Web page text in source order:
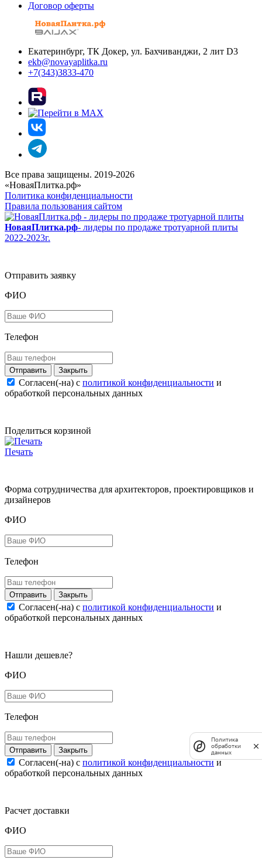
Договор оферты
Екатеринбург, ТК Докер, ул. Бахчиванджи, 2 лит D3
ekb@novayaplitka.ru
+7(343)3833-470
Все права защищены. 2019-2026
«НоваяПлитка.рф»
Политика конфиденциальности
Правила пользования сайтом
НоваяПлитка.рф- лидеры по продаже тротуарной плиты
2022-2023г.
Отправить заявку
ФИО
Телефон
Закрыть
Согласен(-на) c политикой конфиденциальности и
обработкой персональных данных
Поделиться корзиной
Печать
Форма сотрудничества для архитекторов, проектировщиков и
дизайнеров
ФИО
Телефон
Закрыть
Согласен(-на) c политикой конфиденциальности и
обработкой персональных данных
Нашли дешевле?
ФИО
Телефон
Закрыть
Согласен(-на) c политикой конфиденциальностии
обработкой персональных данных
Расчет доставки
ФИО
Политика
обработки
данных